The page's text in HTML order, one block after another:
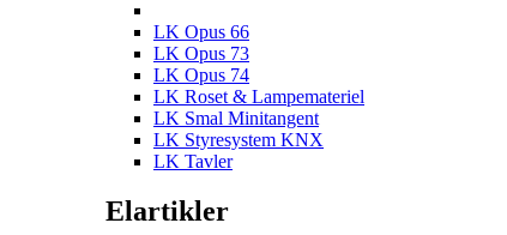
LK Opus 66
LK Opus 73
LK Opus 74
LK Roset & Lampemateriel
LK Smal Minitangent
LK Styresystem KNX
LK Tavler
Elartikler